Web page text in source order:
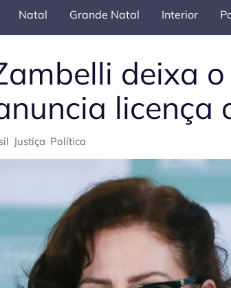
Natal Grande Natal Interior
deixa
licença
Justiça Política